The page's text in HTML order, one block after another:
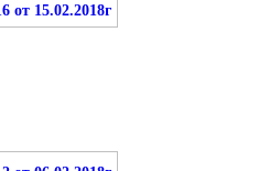
от 15.02.2018г